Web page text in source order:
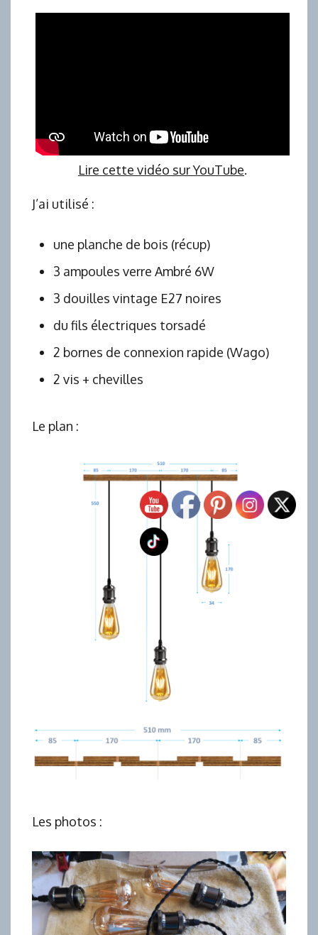
Lire cette vidéo sur YouTube.
J’ai utilisé :
une planche de bois (récup)
3 ampoules verre Ambré 6W
3 douilles vintage E27 noires
du fils électriques torsadé
2 bornes de connexion rapide (Wago)
2 vis + chevilles
Le plan :
Les photos :